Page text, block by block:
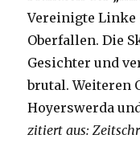
Vereinigte Linke
Oberfallen. Die
Gesichter und
brutal. Weiteren
Hoyerswerda
zitiert aus: